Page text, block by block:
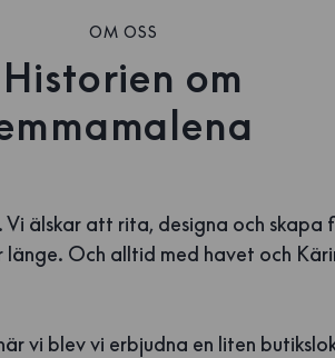
OM OSS
Historien om
Vi älskar att rita, designa och skapa
Och alltid med havet och
vi blev vi erbjudna en liten